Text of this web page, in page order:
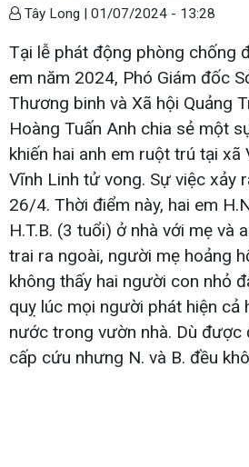
Tây Long | 01/07/2024 - 13:28
Tại lễ phát động phòng chống
em năm 2024, Phó Giám đốc
Thương binh và Xã hội Quảng
Hoàng Tuấn Anh chia sẻ một
khiến hai anh em ruột trú tại xã
Vĩnh Linh tử vong. Sự việc xảy
26/4. Thời điểm này, hai em
H.T.B. (3 tuổi) ở nhà với mẹ và
trai ra ngoài, người mẹ hoảng
không thấy hai người con nhỏ
quỵ lúc mọi người phát hiện cả
nước trong vườn nhà. Dù được
cấp cứu nhưng N. và B. đều